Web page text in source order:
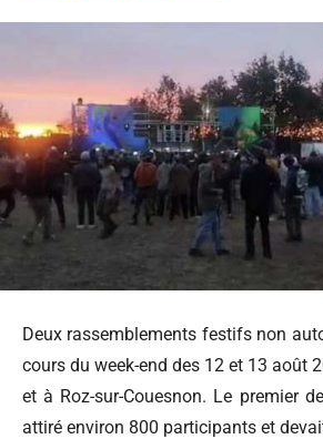
Deux rassemblements festifs non
cours du week-end des 12 et 13 août
et à Roz-sur-Couesnon. Le premier
attiré environ 800 participants et